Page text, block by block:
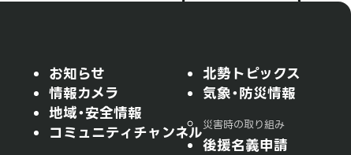
お知らせ
情報カメラ
地域・安全情報
コミュニティチャンネル
北勢トピックス
気象・防災情報
災害時の取り組み
後援名義申請